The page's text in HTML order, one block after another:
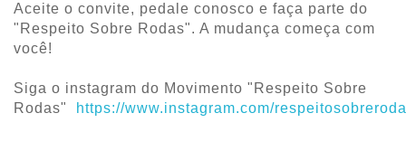
Aceite o convite, pedale conosco e faça parte do
"Respeito Sobre Rodas". A mudança começa com
você!
Siga o instagram do Movimento "Respeito Sobre
Rodas"
https://www.instagram.com/